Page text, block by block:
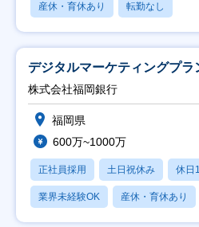
産休・育休あり 転勤なし
デジタルマーケティングプラ
株式会社福岡銀行
福岡県
600万~1000万
正社員採用 土日祝休み 休日
業界未経験OK 産休・育休あり